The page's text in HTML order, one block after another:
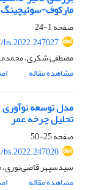
مارکوف-سوئیچینگ
صفحه1-24
مصطفی شکری،
مشاهده مقاله
مدل توسعه نوآوری
تحلیل چرخه عمر
صفحه25-50
سیدسپهر قاضی‌نوری،
مشاهده مقاله